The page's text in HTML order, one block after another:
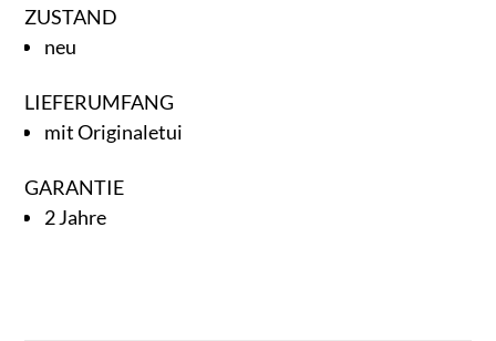
ZUSTAND
neu
LIEFERUMFANG
mit Originaletui
GARANTIE
2 Jahre